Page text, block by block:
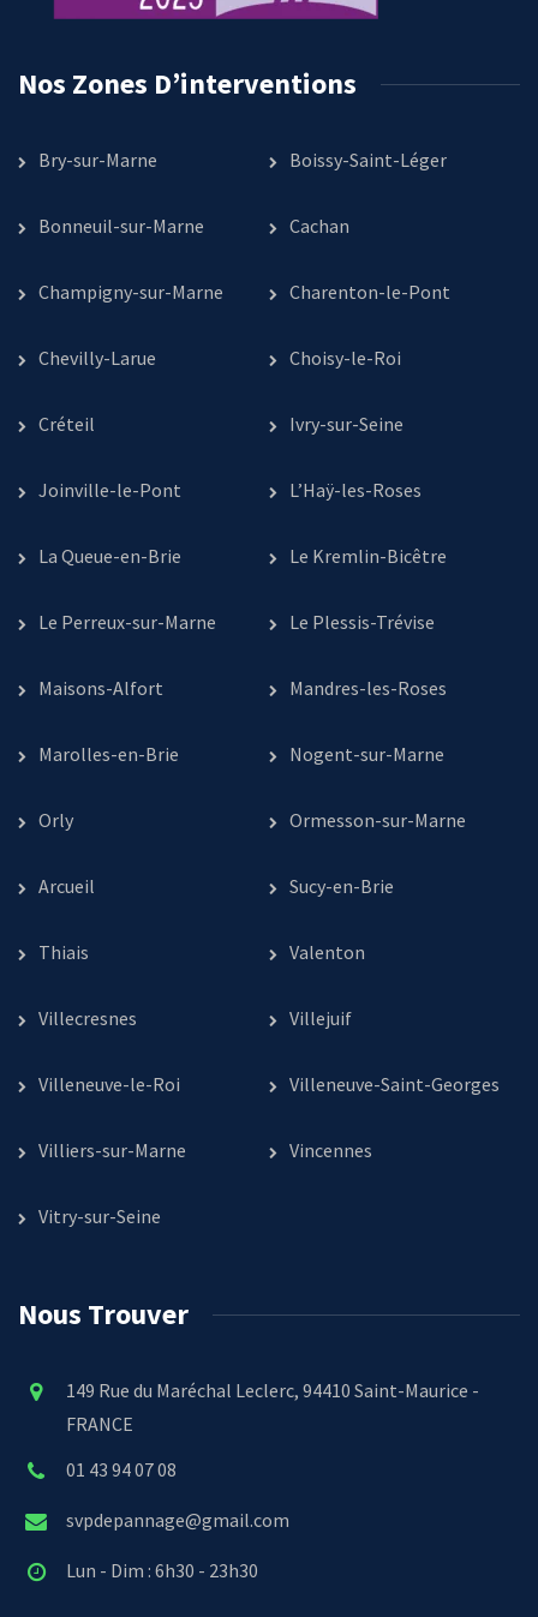
Nos Zones D’interventions
Bry-sur-Marne Boissy-Saint-Léger
Bonneuil-sur-Marne Cachan
Champigny-sur-Marne Charenton-le-Pont
Chevilly-Larue Choisy-le-Roi
Créteil Ivry-sur-Seine
Joinville-le-Pont L’Haÿ-les-Roses
La Queue-en-Brie Le Kremlin-Bicêtre
Le Perreux-sur-Marne Le Plessis-Trévise
Maisons-Alfort Mandres-les-Roses
Marolles-en-Brie Nogent-sur-Marne
Orly Ormesson-sur-Marne
Arcueil Sucy-en-Brie
Thiais Valenton
Villecresnes Villejuif
Villeneuve-le-Roi Villeneuve-Saint-Georges
Villiers-sur-Marne Vincennes
Vitry-sur-Seine
Nous Trouver
149 Rue du Maréchal Leclerc, 94410 Saint-Maurice -
FRANCE
01 43 94 07 08
svpdepannage@gmail.com
Lun - Dim : 6h30 - 23h30